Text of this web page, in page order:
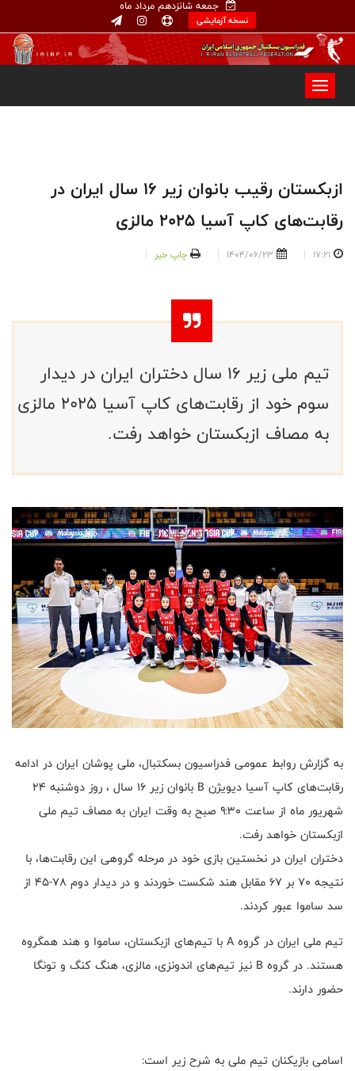
جمعه شانزدهم مرداد ماه
نسخه آزمایشی
ازبکستان رقیب بانوان زیر ۱۶ سال ایران در
رقابت‌های کاپ آسیا ۲۰۲۵ مالزی
17:21
1404/06/23 چاپ خبر
تیم ملی زیر ۱۶ سال دختران ایران در دیدار
سوم خود از رقابت‌های کاپ آسیا ۲۰۲۵ مالزی
به مصاف ازبکستان خواهد رفت.
به گزارش روابط عمومی فدراسیون بسکتبال، ملی پوشان ایران در ادامه
رقابت‌های کاپ آسیا دیویژن B بانوان زیر ۱۶ سال ، روز دوشنبه ۲۴
شهریور ماه از ساعت ۹:۳۰ صبح به وقت ایران به مصاف تیم ملی
ازبکستان خواهد رفت.
دختران ایران در نخستین بازی خود در مرحله گروهی این رقابت‌ها، با
نتیجه ۷۰ بر ۶۷ مقابل هند شکست خوردند و در دیدار دوم ۷۸-۴۵ از
سد ساموا عبور کردند.
تیم ملی ایران در گروه A با تیم‌های ازبکستان، ساموا و هند همگروه
هستند. در گروه B نیز تیم‌های اندونزی، مالزی، هنگ کنگ و تونگا
حضور دارند.
اسامی بازیکنان تیم ملی به شرح زیر است: